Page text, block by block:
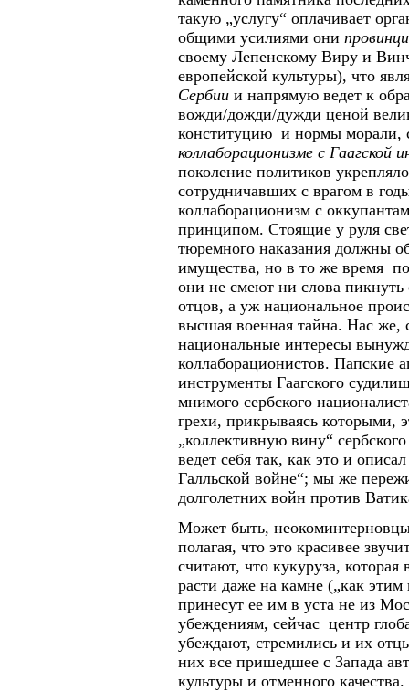
такую „услугу“ оплачивает
общими усилиями они
своему Лепенскому Виру и
европейской культуры), что
Сербии и напрямую ведет к
вожди/дожди/дужди ценой
конституцию и нормы морали,
коллаборационизме с Гаагской
поколение политиков
сотрудничавших с врагом в
коллаборационизм с
принципом. Стоящие у руля
тюремного наказания должны
имущества, но в то же время
они не смеют ни слова
отцов, а уж национальное
высшая военная тайна. Нас же,
национальные интересы
коллаборационистов. Папские
инструменты Гаагского
мнимого сербского
грехи, прикрываясь которыми,
„коллективную вину“
ведет себя так, как это и
Галльской войне“; мы же
долголетних войн против
Может быть,
полагая, что это красивее
считают, что кукуруза,
расти даже на камне („как
принесут ее им в уста не из
убеждениям, сейчас центр
убеждают, стремились и их
них все пришедшее с Запада
культуры и отменного качества.